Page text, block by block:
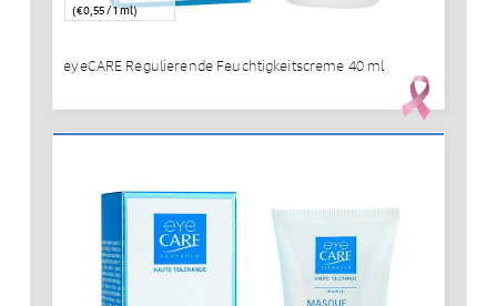
(€0,55/ 1 ml)
eyeCARE Regulierende Feuchtigkeitscreme 40 ml
IN DEN WARENKORB